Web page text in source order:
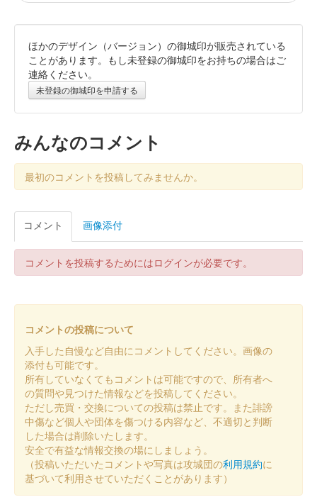
和歌山城 御城印 令和八年 新春版 ピンク
販売終了
和歌山城の令和八年・新春版御城印で、追加販売されたピンク紙
版。右上の文言は複数パターンがあり、購入時に自分の好きな文
言を選べた。
令和八年 和歌山城 御城印新春版 銀
色 令和八年 新春版
令和八年新春版御城印。金色・銀色の2種が発売された。セット
販売もあり。
令和八年 和歌山城 御城印新春版 金
色 令和八年 新春版
販売終了
令和八年新春版御城印。金色・銀色の2種が発売された。セット
販売もあり。
和歌山城 御城印 和歌山城公園動物園限定・第4弾
「駆ける紀州犬」
ほかのデザイン（バージョン）の御城印が販売されている
ことがあります。もし未登録の御城印をお持ちの場合はご
連絡ください。
未登録の御城印を申請する
みんなのコメント
最初のコメントを投稿してみませんか。
コメント 画像添付
コメントを投稿するためにはログインが必要です。
コメントの投稿について
入手した自慢など自由にコメントしてください。画像の
添付も可能です。
所有していなくてもコメントは可能ですので、所有者へ
の質問や見つけた情報などを投稿してください。
ただし売買・交換についての投稿は禁止です。また誹謗
中傷など個人や団体を傷つける内容など、不適切と判断
した場合は削除いたします。
安全で有益な情報交換の場にしましょう。
（投稿いただいたコメントや写真は攻城団の利用規約に
基づいて利用させていただくことがあります）